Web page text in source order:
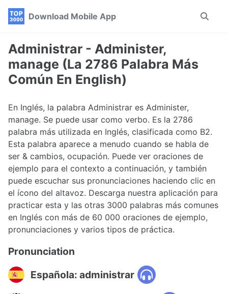
Skip
navigation
Skip
Skip
Download Mobile App
Toggle
Administrar - Administer,
manage (La 2786 Palabra Más
Común En English)
En Inglés, la palabra Administrar es Administer,
manage. Se puede usar como verbo. Es la 2786
palabra más utilizada en Inglés, clasificada como B2.
Esta palabra aparece a menudo cuando se habla de
ser & cambios, ocupación. Puede ver oraciones de
ejemplo para el contexto a continuación, y también
puede escuchar sus pronunciaciones haciendo clic en
el ícono del altavoz. Descarga nuestra aplicación para
practicar esta y las otras 3000 palabras más comunes
en Inglés con más de 60 000 oraciones de ejemplo,
pronunciaciones y varios tipos de práctica.
Pronunciation
Española: administrar